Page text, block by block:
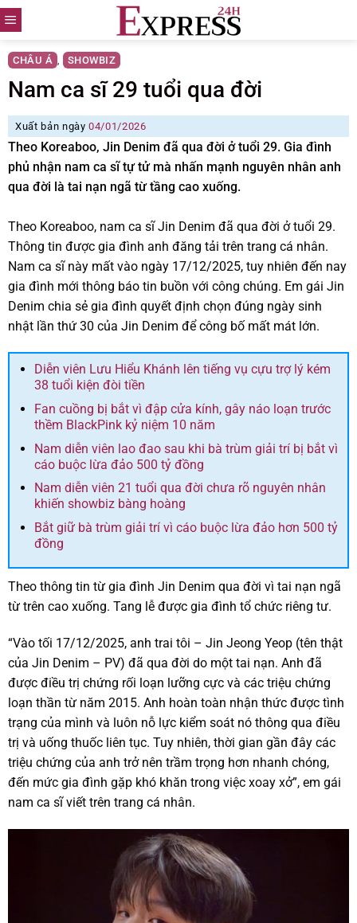
Skip
to
content
CHÂU Á , SHOWBIZ
Nam ca sĩ 29 tuổi qua đời
Xuất bản ngày04/01/2026
Theo Koreaboo, Jin Denim đã qua đời ở tuổi 29. Gia đình
phủ nhận nam ca sĩ tự tử mà nhấn mạnh nguyên nhân anh
qua đời là tai nạn ngã từ tầng cao xuống.
Theo Koreaboo, nam ca sĩ Jin Denim đã qua đời ở tuổi 29.
Thông tin được gia đình anh đăng tải trên trang cá nhân.
Nam ca sĩ này mất vào ngày 17/12/2025, tuy nhiên đến nay
gia đình mới thông báo tin buồn với công chúng. Em gái Jin
Denim chia sẻ gia đình quyết định chọn đúng ngày sinh
nhật lần thứ 30 của Jin Denim để công bố mất mát lớn.
Diễn viên Lưu Hiểu Khánh lên tiếng vụ cựu trợ lý kém
38 tuổi kiện đòi tiền
Fan cuồng bị bắt vì đập cửa kính, gây náo loạn trước
thềm BlackPink kỷ niệm 10 năm
Nam diễn viên lao đao sau khi bà trùm giải trí bị bắt vì
cáo buộc lừa đảo 500 tỷ đồng
Nam diễn viên 21 tuổi qua đời chưa rõ nguyên nhân
khiến showbiz bàng hoàng
Bắt giữ bà trùm giải trí vì cáo buộc lừa đảo hơn 500 tỷ
đồng
Theo thông tin từ gia đình Jin Denim qua đời vì tai nạn ngã
từ trên cao xuống. Tang lễ được gia đình tổ chức riêng tư.
“Vào tối 17/12/2025, anh trai tôi – Jin Jeong Yeop (tên thật
của Jin Denim – PV) đã qua đời do một tai nạn. Anh đã
được điều trị chứng rối loạn lưỡng cực và các triệu chứng
loạn thần từ năm 2015. Anh hoàn toàn nhận thức được tình
trạng của mình và luôn nỗ lực kiểm soát nó thông qua điều
trị và uống thuốc liên tục. Tuy nhiên, thời gian gần đây các
triệu chứng của anh trở nên trầm trọng hơn nhanh chóng,
đến mức gia đình gặp khó khăn trong việc xoay xở”, em gái
nam ca sĩ viết trên trang cá nhân.